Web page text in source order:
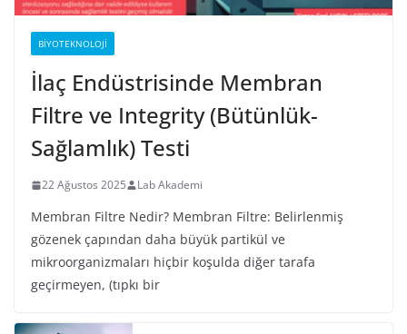
BIYOTEKNOLOJI
İlaç Endüstrisinde Membran
Filtre ve Integrity (Bütünlük-
Sağlamlık) Testi
22 Ağustos 2025 Lab Akademi
Membran Filtre Nedir? Membran Filtre: Belirlenmiş
gözenek çapından daha büyük partikül ve
mikroorganizmaları hiçbir koşulda diğer tarafa
geçirmeyen, (tıpkı bir